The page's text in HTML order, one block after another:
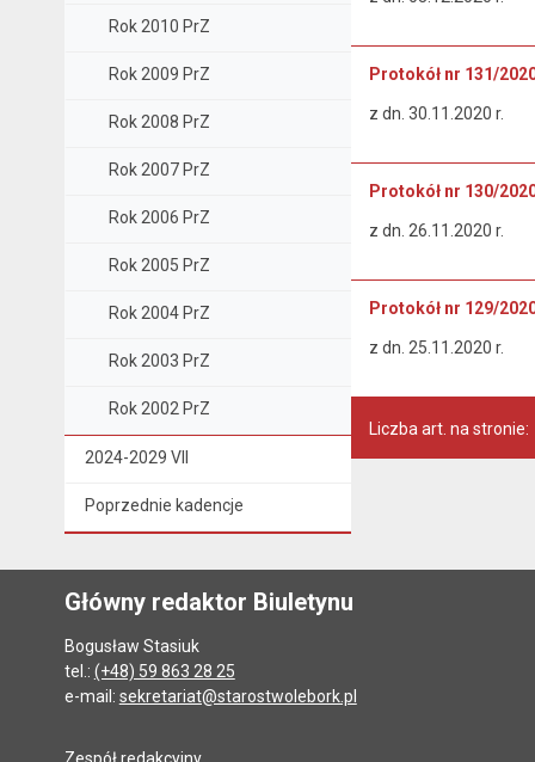
Rok 2010 PrZ
Rok 2009 PrZ
Rok 2008 PrZ
Rok 2007 PrZ
Rok 2006 PrZ
Rok 2005 PrZ
Rok 2004 PrZ
Rok 2003 PrZ
Rok 2002 PrZ
2024-2029 VII
Poprzednie kadencje
Protokół nr 131/
z dn. 30.11.2020 r.
Protokół nr 130/
z dn. 26.11.2020 r.
Protokół nr 129/
z dn. 25.11.2020 r.
Liczba art. na stronie:
Główny redaktor Biuletynu
Bogusław Stasiuk
tel.: (+48) 59 863 28 25
e-mail: sekretariat@starostwolebork.pl